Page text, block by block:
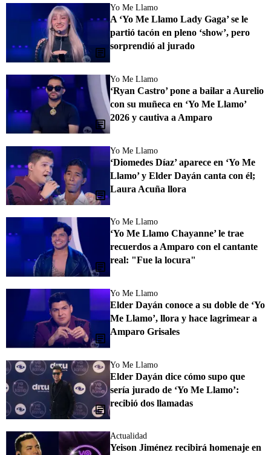
Yo Me Llamo
A ‘Yo Me Llamo Lady Gaga’ se le
partió tacón en pleno ‘show’, pero
sorprendió al jurado
Yo Me Llamo
‘Ryan Castro’ pone a bailar a Aurelio
con su muñeca en ‘Yo Me Llamo’
2026 y cautiva a Amparo
Yo Me Llamo
‘Diomedes Díaz’ aparece en ‘Yo Me
Llamo’ y Elder Dayán canta con él;
Laura Acuña llora
Yo Me Llamo
‘Yo Me Llamo Chayanne’ le trae
recuerdos a Amparo con el cantante
real: "Fue la locura"
Yo Me Llamo
Elder Dayán conoce a su doble de ‘Yo
Me Llamo’, llora y hace lagrimear a
Amparo Grisales
Yo Me Llamo
Elder Dayán dice cómo supo que
sería jurado de ‘Yo Me Llamo’:
recibió dos llamadas
Actualidad
Yeison Jiménez recibirá homenaje en